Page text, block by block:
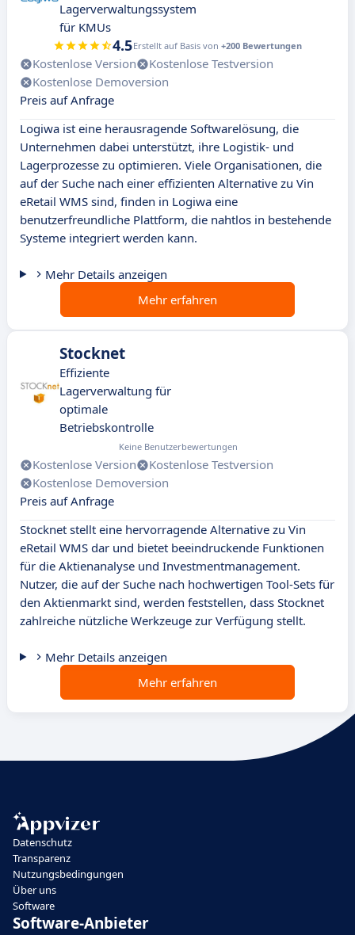
Lagerverwaltungssystem
für KMUs
4.5Erstellt auf Basis von +200 Bewertungen
Kostenlose Version
Kostenlose Testversion
Kostenlose Demoversion
Preis auf Anfrage
Logiwa ist eine herausragende Softwarelösung, die
Unternehmen dabei unterstützt, ihre Logistik- und
Lagerprozesse zu optimieren. Viele Organisationen, die
auf der Suche nach einer effizienten Alternative zu Vin
eRetail WMS sind, finden in Logiwa eine
benutzerfreundliche Plattform, die nahtlos in bestehende
Systeme integriert werden kann.
Mehr Details anzeigen
Mehr erfahren
Stocknet
Effiziente
Lagerverwaltung für
optimale
Betriebskontrolle
Keine Benutzerbewertungen
Kostenlose Version
Kostenlose Testversion
Kostenlose Demoversion
Preis auf Anfrage
Stocknet stellt eine hervorragende Alternative zu Vin
eRetail WMS dar und bietet beeindruckende Funktionen
für die Aktienanalyse und Investmentmanagement.
Nutzer, die auf der Suche nach hochwertigen Tool-Sets für
den Aktienmarkt sind, werden feststellen, dass Stocknet
zahlreiche nützliche Werkzeuge zur Verfügung stellt.
Mehr Details anzeigen
Mehr erfahren
Datenschutz
Transparenz
Nutzungsbedingungen
Über uns
Software
Software-Anbieter